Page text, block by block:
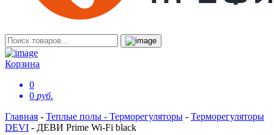
Корзина
0
0 руб.
Главная - Теплые полы - Терморегуляторы - Терморегуляторы
DEVI - ДЕВИ Prime Wi-Fi black